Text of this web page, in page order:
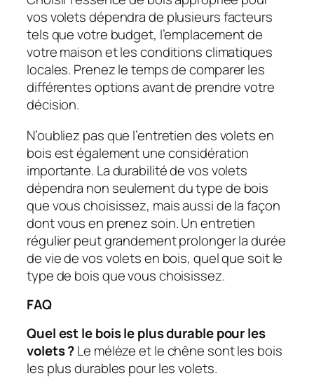
vos volets dépendra de plusieurs facteurs
tels que votre budget, l’emplacement de
votre maison et les conditions climatiques
locales. Prenez le temps de comparer les
différentes options avant de prendre votre
décision.
N’oubliez pas que l’entretien des volets en
bois est également une considération
importante. La durabilité de vos volets
dépendra non seulement du type de bois
que vous choisissez, mais aussi de la façon
dont vous en prenez soin. Un entretien
régulier peut grandement prolonger la durée
de vie de vos volets en bois, quel que soit le
type de bois que vous choisissez.
FAQ
Quel est le bois le plus durable pour les
volets ?Le mélèze et le chêne sont les bois
les plus durables pour les volets.